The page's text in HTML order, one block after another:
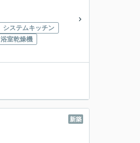
システムキッチン
浴室乾燥機
新築